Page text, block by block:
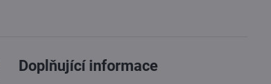
Doplňující informace